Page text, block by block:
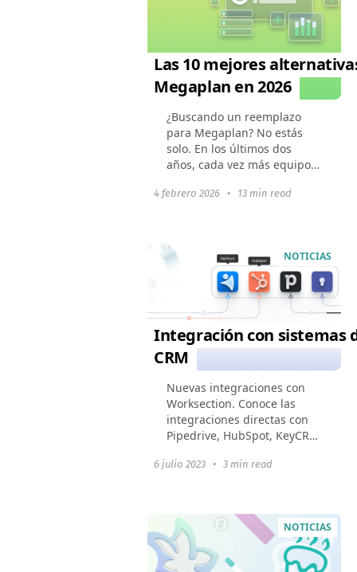
Las 10 mejores
Megaplan en 2026
¿Buscando un reemplazo
para Megaplan? No estás
solo. En los últimos dos
años, cada vez más equipos
soluciones modernas, y hay
desactualizada...
4 febrero 2026 • 13 min read
NOTICIAS
Integración con sistemas
CRM
Nuevas integraciones con
Worksection. Conoce las
integraciones directas con
Pipedrive, HubSpot, KeyCRM
y fácilmente tus ventas con
sencillas.
6 julio 2023 • 3 min read
NOTICIAS